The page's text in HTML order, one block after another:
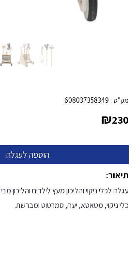
מק"ט : 608037358349
₪230
תיאור:
עגלה לכלי ניקוי והליכון מעץ לילדים
כלי ניקוי, מטאטא, יעה, סמרטוט ומברשת.